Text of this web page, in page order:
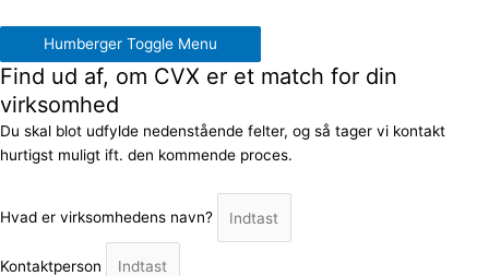
Humberger Toggle Menu
Find ud af, om CVX er et match for din
virksomhed
Du skal blot udfylde nedenstående felter, og så tager vi kontakt
hurtigst muligt ift. den kommende proces.
Hvad er virksomhedens navn?
Kontaktperson